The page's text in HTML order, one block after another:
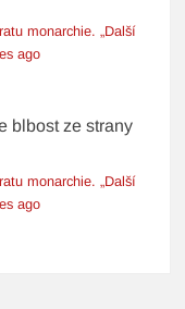
monarchie. „Další
ago
blbost ze strany
monarchie. „Další
ago